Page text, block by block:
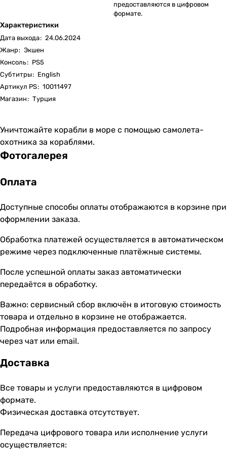
Характеристики
Дата выхода: 24.06.2024
Жанр: Экшен
Консоль: PS5
Субтитры: English
Артикул PS: 10011497
Магазин: Турция
предоставляются в цифровом
формате.
Уничтожайте корабли в море с помощью самолета-
охотника за кораблями.
Фотогалерея
Оплата
Доступные способы оплаты отображаются в корзине при
оформлении заказа.
Обработка платежей осуществляется в автоматическом
режиме через подключенные платёжные системы.
После успешной оплаты заказ автоматически
передаётся в обработку.
Важно: сервисный сбор включён в итоговую стоимость
товара и отдельно в корзине не отображается.
Подробная информация предоставляется по запросу
через чат или email.
Доставка
Все товары и услуги предоставляются в цифровом
формате.
Физическая доставка отсутствует.
Передача цифрового товара или исполнение услуги
осуществляется: